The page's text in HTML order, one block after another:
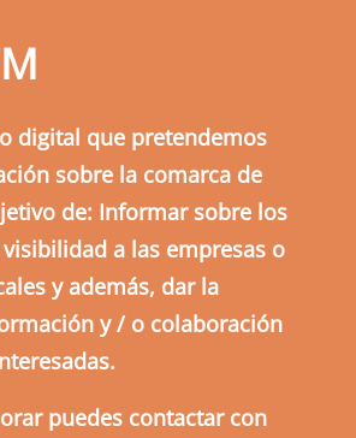
digital que pretendemos
sobre la comarca de
de: Informar sobre los
a las empresas o
y además, dar la
y / o colaboración
puedes contactar con